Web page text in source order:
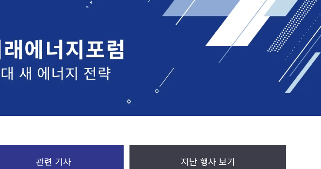
관련 기사 지난 행사 보기